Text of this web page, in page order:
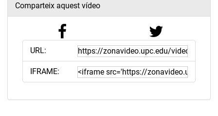
Comparteix aquest vídeo
URL:
IFRAME: